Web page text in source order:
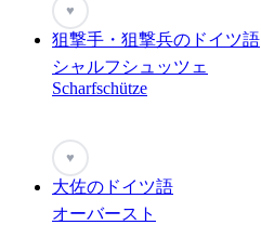
♥
狙撃手・狙撃兵のドイツ語
シャルフシュッツェ
Scharfschütze
♥
大佐のドイツ語
オーバースト